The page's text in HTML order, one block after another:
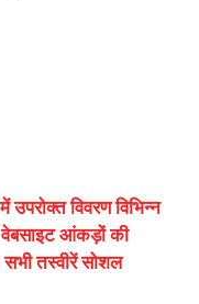
उपरोक्त विवरण विभिन्न
वेबसाइट आंकड़ों की
तस्वीरें सोशल